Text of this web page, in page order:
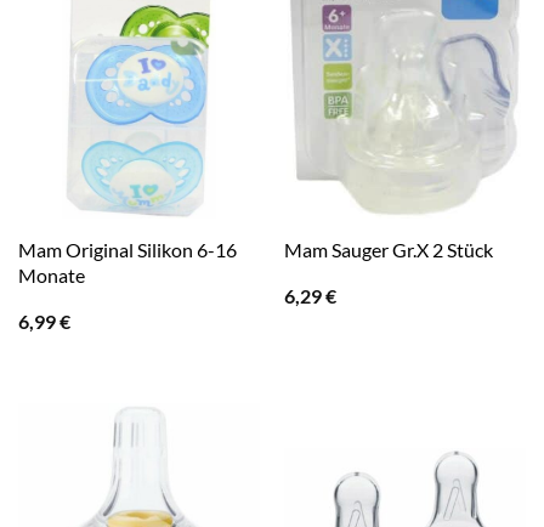
Mam Original Silikon 6-16
Monate
6,99€
Mam Sauger Gr.X 2 Stück
6,29€